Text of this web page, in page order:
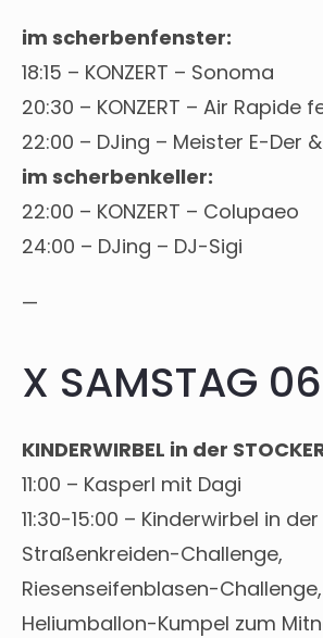
im scherbenfenster:
18:15 – KONZERT – Sonoma
20:30 – KONZERT – Air Rapide
22:00 – DJing – Meister E-Der
im scherbenkeller:
22:00 – KONZERT – Colupaeo
24:00 – DJing – DJ-Sigi
—
X SAMSTAG
KINDERWIRBEL in der
11:00 – Kasperl mit Dagi
11:30-15:00 – Kinderwirbel in
Straßenkreiden-Challenge,
Riesenseifenblasen-Challenge,
Heliumballon-Kumpel zum